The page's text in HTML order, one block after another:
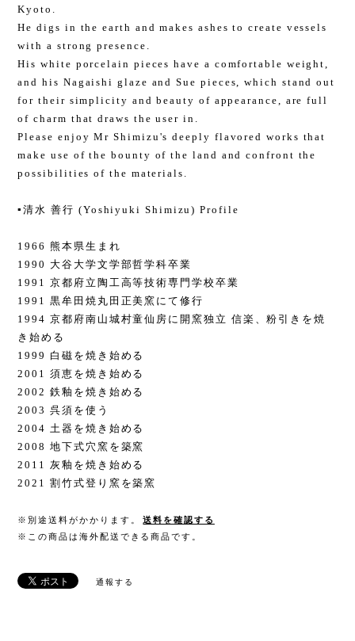
Kyoto.
He digs in the earth and makes ashes to create vessels
with a strong presence.
His white porcelain pieces have a comfortable weight,
and his Nagaishi glaze and Sue pieces, which stand out
for their simplicity and beauty of appearance, are full
of charm that draws the user in.
Please enjoy Mr Shimizu's deeply flavored works that
make use of the bounty of the land and confront the
possibilities of the materials.
▪️清水 善行 (Yoshiyuki Shimizu) Profile
1966 熊本県生まれ
1990 大谷大学文学部哲学科卒業
1991 京都府立陶工高等技術専門学校卒業
1991 黒牟田焼丸田正美窯にて修行
1994 京都府南山城村童仙房に開窯独立 信楽、粉引きを焼
き始める
1999 白磁を焼き始める
2001 須恵を焼き始める
2002 鉄釉を焼き始める
2003 呉須を使う
2004 土器を焼き始める
2008 地下式穴窯を築窯
2011 灰釉を焼き始める
2021 割竹式登り窯を築窯
※別途送料がかかります。
送料を確認する
※この商品は海外配送できる商品です。
通報する